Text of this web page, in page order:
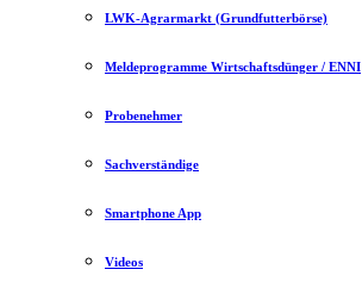
LWK-Agrarmarkt (Grundfutterbörse)
Meldeprogramme Wirtschaftsdünger / ENNI
Probenehmer
Sachverständige
Smartphone App
Videos